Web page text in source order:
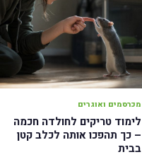
מכרסמים ואוגרים
לימוד טריקים לחולדה חכמה
– כך תהפכו אותה לכלב קטן
בבית